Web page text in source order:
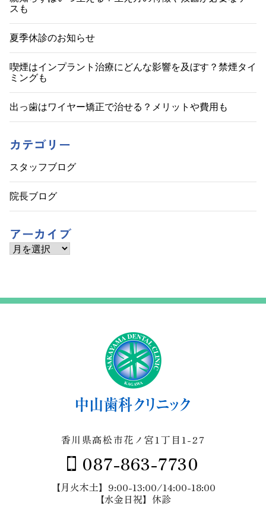
ー
シ
ョ
ン
スも
夏季休診のお知らせ
喫煙はインプラント治療にどんな影響を及ぼす？禁煙タイ
ミングも
出っ歯はワイヤー矯正で治せる？メリットや費用も
カテゴリー
スタッフブログ
院長ブログ
アーカイブ
ア
ー
香川県高松市花ノ宮1丁目1-27
087-863-7730
【月火木土】9:00-13:00/14:00-18:00
【水金日祝】休診